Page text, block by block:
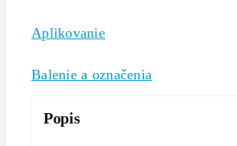
Aplikovanie
Balenie a označenia
Popis